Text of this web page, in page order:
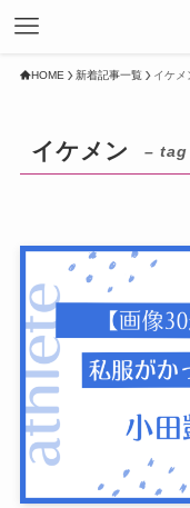
HOME 新着記事一覧 イケメ
イケメン – tag